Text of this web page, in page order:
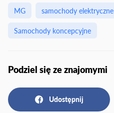
MG samochody elektryczne
Samochody koncepcyjne
Podziel się ze znajomymi
Udostępnij